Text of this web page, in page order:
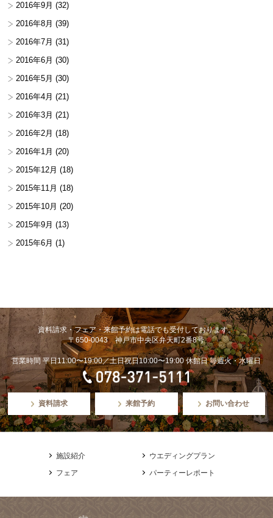
2016年9月 (32)
2016年8月 (39)
2016年7月 (31)
2016年6月 (30)
2016年5月 (30)
2016年4月 (21)
2016年3月 (21)
2016年2月 (18)
2016年1月 (20)
2015年12月 (18)
2015年11月 (18)
2015年10月 (20)
2015年9月 (13)
2015年6月 (1)
資料請求・フェア・来館予約は電話でも受付しております。
〒650-0043 神戸市中央区弁天町2番8号
営業時間 平日11:00〜19:00／土日祝日10:00〜19:00 休館日 毎週火・水曜日
資料請求 来館予約 お問い合わせ
施設紹介
ウエディングプラン
フェア
パーティーレポート